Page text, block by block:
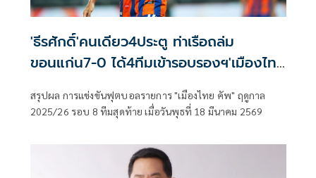
'ธีรศักดิ์'คนเดียว4ประตู ท่าเรือถล่ม
ขอนแก่น7-0 ได้4ทีมเข้ารอบรองฯ'เมืองไทย
สรุปผล การแข่งขันฟุตบอลรายการ "เมืองไทย คัพ" ฤดูกาล
2025/26 รอบ 8 ทีมสุดท้าย เมื่อวันพุธที่ 18 มีนาคม 2569